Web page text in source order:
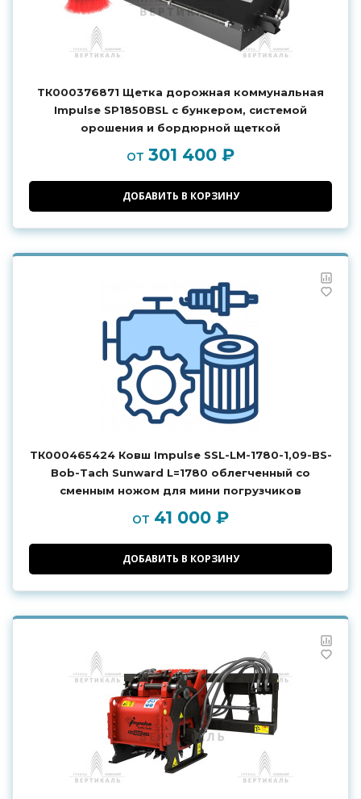
ТК000376871 Щетка дорожная коммунальная
Impulse SP1850BSL с бункером, системой
орошения и бордюрной щеткой
от 301 400 ₽
ДОБАВИТЬ В КОРЗИНУ
ТК000465424 Ковш Impulse SSL-LM-1780-1,09-BS-
Bob-Tach Sunward L=1780 облегченный со
сменным ножом для мини погрузчиков
от 41 000 ₽
ДОБАВИТЬ В КОРЗИНУ